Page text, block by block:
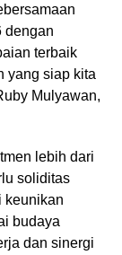
dengan
terbaik
yang siap kita
Mulyawan,
lebih dari
soliditas
keunikan
budaya
dan sinergi